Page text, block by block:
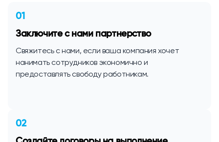
01
Заключите с нами партнерство
Свяжитесь с нами, если ваша компания хочет
нанимать сотрудников экономично и
предоставлять свободу работникам.
02